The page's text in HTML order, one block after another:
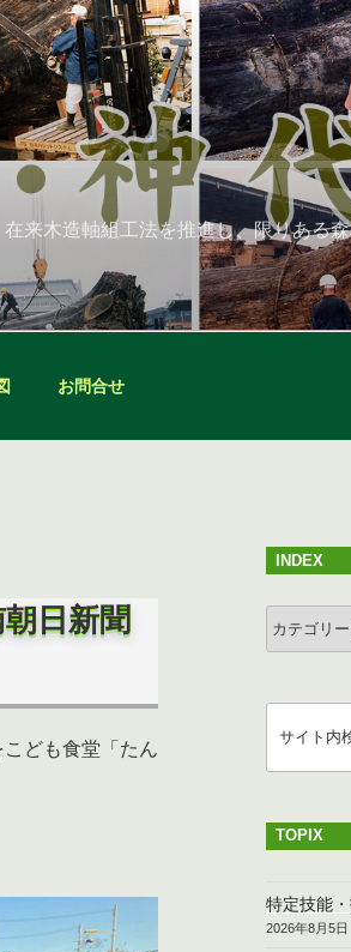
来木造軸組工法を推進し、限りある
お問合せ
日新聞
ども食堂「たん
INDEX
索
TOPIX
特定技能
2026年8月5日